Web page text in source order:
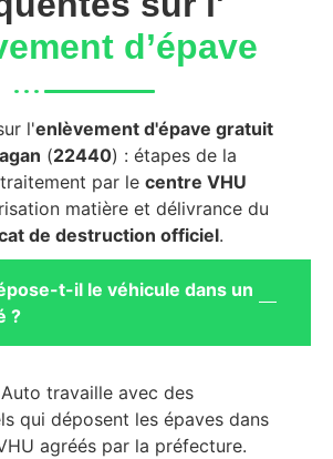
d’épave
l'enlèvement d'épave gratuit
(22440) : étapes de la
par le centre VHU
matière et délivrance du
de destruction officiel.
t-il le véhicule dans un
?
travaille avec des
qui déposent les épaves dans
agréés par la préfecture.